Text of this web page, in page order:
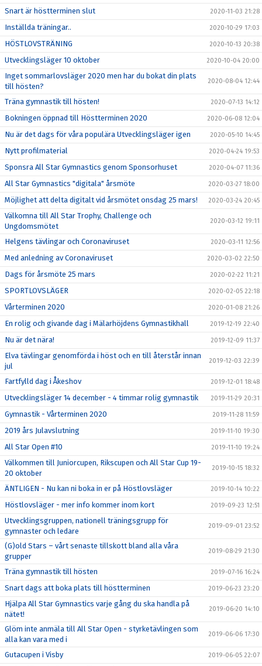
Snart är höstterminen slut 2020-11-03 21:28
Inställda träningar.. 2020-10-29 17:03
HÖSTLOVSTRÄNING 2020-10-13 20:38
Utvecklingsläger 10 oktober 2020-10-04 20:00
Inget sommarlovsläger 2020 men har du bokat din plats
till hösten?
2020-08-04 12:44
Träna gymnastik till hösten! 2020-07-13 14:12
Bokningen öppnad till Höstterminen 2020 2020-06-08 12:04
Nu är det dags för våra populära Utvecklingsläger igen 2020-05-10 14:45
Nytt profilmaterial 2020-04-24 19:53
Sponsra All Star Gymnastics genom Sponsorhuset 2020-04-07 11:36
All Star Gymnastics "digitala" årsmöte 2020-03-27 18:00
Möjlighet att delta digitalt vid årsmötet onsdag 25 mars! 2020-03-24 20:45
Välkomna till All Star Trophy, Challenge och
Ungdomsmötet
2020-03-12 19:11
Helgens tävlingar och Coronaviruset 2020-03-11 12:56
Med anledning av Coronaviruset 2020-03-02 22:50
Dags för årsmöte 25 mars 2020-02-22 11:21
SPORTLOVSLÄGER 2020-02-05 22:18
Vårterminen 2020 2020-01-08 21:26
En rolig och givande dag i Mälarhöjdens Gymnastikhall 2019-12-19 22:40
Nu är det nära! 2019-12-09 11:37
Elva tävlingar genomförda i höst och en till återstår innan
jul
2019-12-03 22:39
Fartfylld dag i Åkeshov 2019-12-01 18:48
Utvecklingsläger 14 december - 4 timmar rolig gymnastik 2019-11-29 20:31
Gymnastik - Vårterminen 2020 2019-11-28 11:59
2019 års Julavslutning 2019-11-10 19:30
All Star Open #10 2019-11-10 19:24
Välkommen till Juniorcupen, Rikscupen och All Star Cup 19-
20 oktober
2019-10-15 18:32
ÄNTLIGEN - Nu kan ni boka in er på Höstlovsläger 2019-10-14 10:22
Höstlovsläger - mer info kommer inom kort 2019-09-23 12:51
Utvecklingsgruppen, nationell träningsgrupp för
gymnaster och ledare
2019-09-01 23:52
(G)old Stars – vårt senaste tillskott bland alla våra
grupper
2019-08-29 21:30
Träna gymnastik till hösten 2019-07-16 16:24
Snart dags att boka plats till höstterminen 2019-06-23 23:20
Hjälpa All Star Gymnastics varje gång du ska handla på
nätet!
2019-06-20 14:10
Glöm inte anmäla till All Star Open - styrketävlingen som
alla kan vara med i
2019-06-06 17:30
Gutacupen i Visby 2019-06-05 22:07